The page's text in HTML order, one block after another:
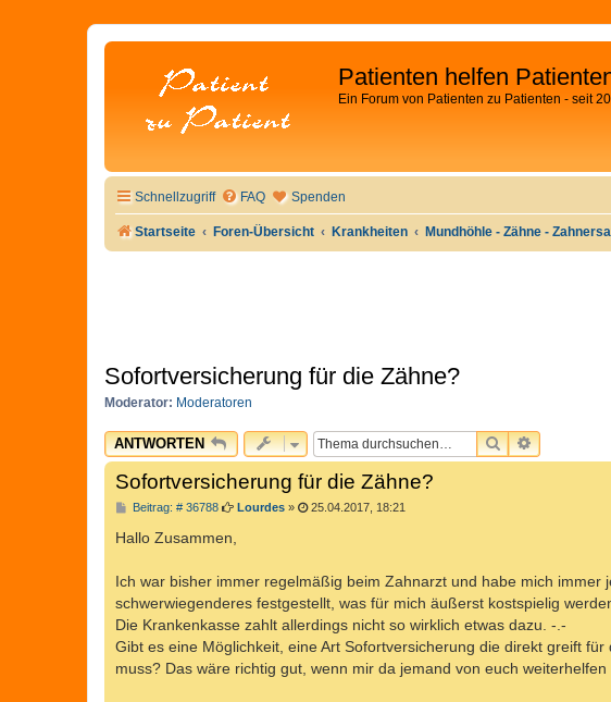
Patienten helfen
Ein Forum von Patienten zu Patienten - seit
Schnellzugriff FAQ Spenden
Startseite Foren-Übersicht Krankheiten Mundhöhle - Zähne -
Sofortversicherung für die Zähne?
Moderator: Moderatoren
ANTWORTEN SUCHE
Sofortversicherung für die Zähne?
Beitrag: # 36788B
i
a
g
Lourdes» 25.04.2017, 18:21
Hallo Zusammen,
Ich war bisher immer regelmäßig beim Zahnarzt und habe mich
schwerwiegenderes festgestellt, was für mich äußerst kostspielig
Die Krankenkasse zahlt allerdings nicht so wirklich etwas dazu. -.-
Gibt es eine Möglichkeit, eine Art Sofortversicherung die direkt greift
muss? Das wäre richtig gut, wenn mir da jemand von euch weiterhelfen